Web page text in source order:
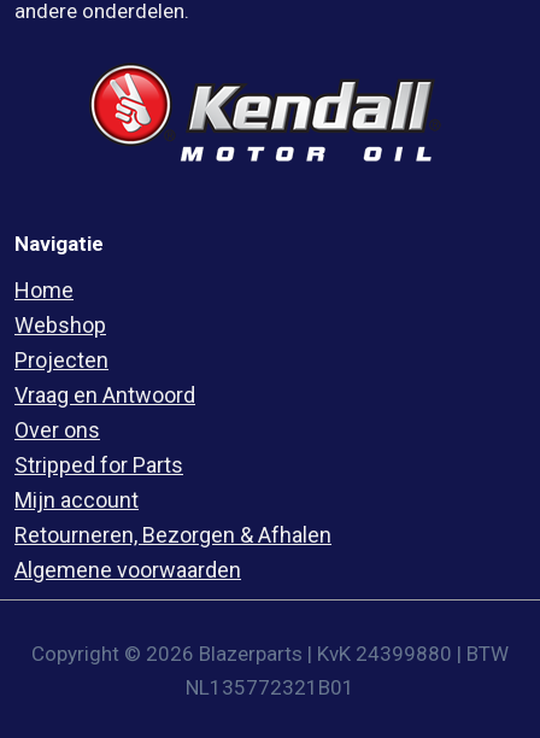
andere onderdelen.
Navigatie
Home
Webshop
Projecten
Vraag en Antwoord
Over ons
Stripped for Parts
Mijn account
Retourneren, Bezorgen & Afhalen
Algemene voorwaarden
Copyright © 2026 Blazerparts | KvK 24399880 | BTW
NL135772321B01